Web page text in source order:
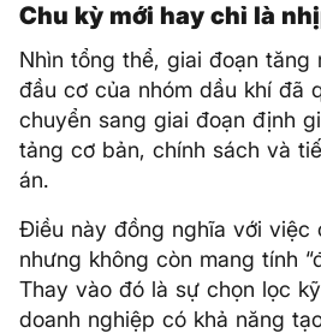
Chu kỳ mới hay chỉ là
Nhìn tổng thể, giai đoạn tăng
đầu cơ của nhóm dầu khí đã
chuyển sang giai đoạn định
tảng cơ bản, chính sách và
án.
Điều này đồng nghĩa với việc
nhưng không còn mang tính
Thay vào đó là sự chọn lọc
doanh nghiệp có khả năng